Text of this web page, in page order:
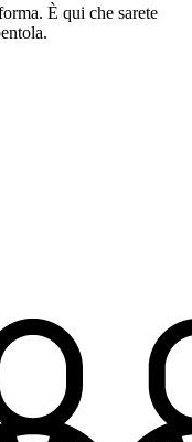
È qui che sarete